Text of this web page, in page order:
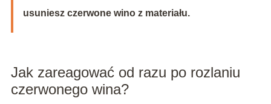
usuniesz czerwone wino z materiału.
Jak zareagować od razu po rozlaniu
czerwonego wina?